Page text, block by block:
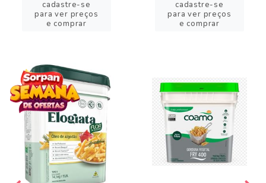
cadastre-se
para ver preços
e comprar
cadastre-se
para ver preços
e comprar